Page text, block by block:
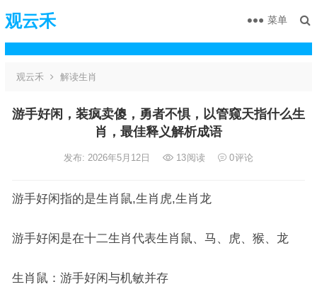
观云禾 菜单
观云禾 解读生肖
游手好闲，装疯卖傻，勇者不惧，以管窥天指什么生
肖，最佳释义解析成语
发布: 2026年5月12日 13阅读 0评论
游手好闲指的是生肖鼠,生肖虎,生肖龙
游手好闲是在十二生肖代表生肖鼠、马、虎、猴、龙
生肖鼠：游手好闲与机敏并存